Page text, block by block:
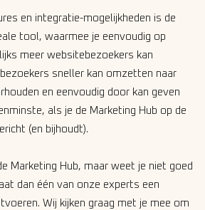
en integratie-mogelijkheden is de
tool, waarmee je eenvoudig op
meer websitebezoekers kan
sneller kan omzetten naar
en eenvoudig door kan geven
als je de Marketing Hub op de
(en bijhoudt).
Marketing Hub, maar weet je niet goed
dan één van onze experts een
Wij kijken graag met je mee om